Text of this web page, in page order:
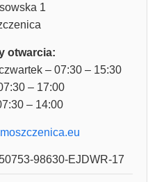
1
otwarcia:
– 07:30 – 15:30
– 17:00
– 14:00
98630-EJDWR-17